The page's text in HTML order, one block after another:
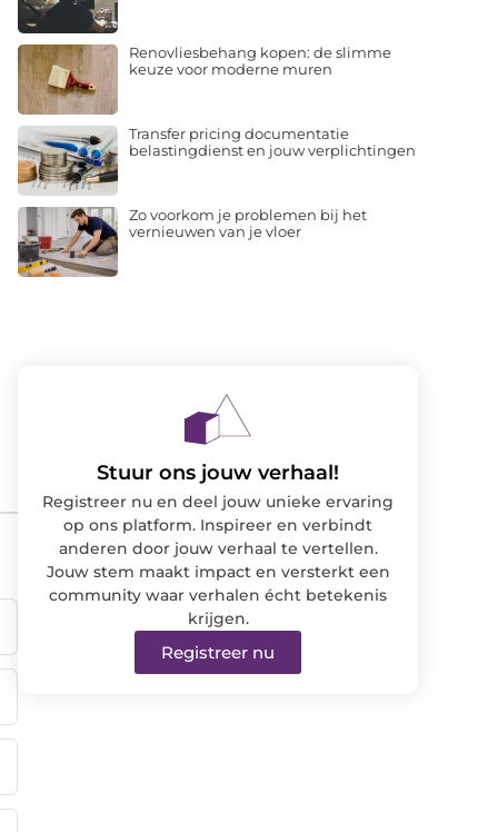
Renovliesbehang kopen: de slimme
keuze voor moderne muren
Transfer pricing documentatie
belastingdienst en jouw verplichtingen
Zo voorkom je problemen bij het
vernieuwen van je vloer
Stuur ons jouw verhaal!
Registreer nu en deel jouw unieke ervaring
op ons platform. Inspireer en verbindt
anderen door jouw verhaal te vertellen.
Jouw stem maakt impact en versterkt een
community waar verhalen écht betekenis
krijgen.
Registreer nu